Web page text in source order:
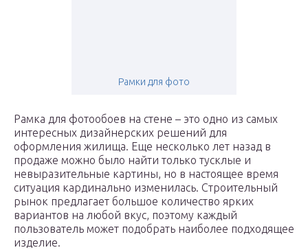
Рамки для фото
Рамка для фотообоев на стене – это одно из самых
интересных дизайнерских решений для
оформления жилища. Еще несколько лет назад в
продаже можно было найти только тусклые и
невыразительные картины, но в настоящее время
ситуация кардинально изменилась. Строительный
рынок предлагает большое количество ярких
вариантов на любой вкус, поэтому каждый
пользователь может подобрать наиболее подходящее
изделие.